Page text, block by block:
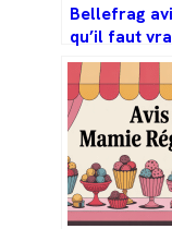
Bellefrag
qu’il faut
savoir avant
commander